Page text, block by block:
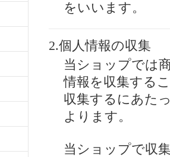
をいいます。
2.個人情報の収集
当ショップでは
情報を収集する
収集するにあた
よります。
当ショップで収